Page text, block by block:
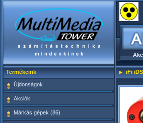
Termékeink
Újdonságok
Akciók
Márkás gépek (86)
iFi